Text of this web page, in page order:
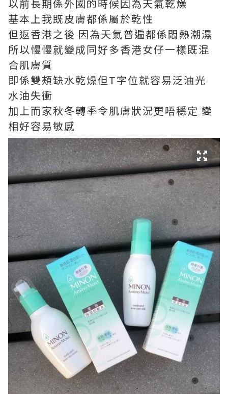
以前長期係外國的時候因為天氣乾燥
基本上我既皮膚都係屬於乾性
但返香港之後 因為天氣普遍都係悶熱潮濕
所以慢慢就變成同好多香港女仔一樣既混
合肌膚質
即係雙頰缺水乾燥但T字位就容易泛油光
水油失衝
加上而家秋冬轉季令肌膚狀況更唔穩定 變
相好容易敏感